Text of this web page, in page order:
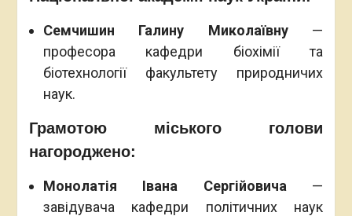
Семчишин Галину Миколаївну—
професора кафедри біохімії та
біотехнології факультету природничих
наук.
Грамотою міського голови
нагороджено:
Монолатія Івана Сергійовича —
завідувача кафедри політичних наук